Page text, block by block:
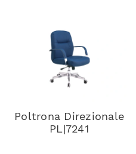
Poltrona Direzionale
PL|7241